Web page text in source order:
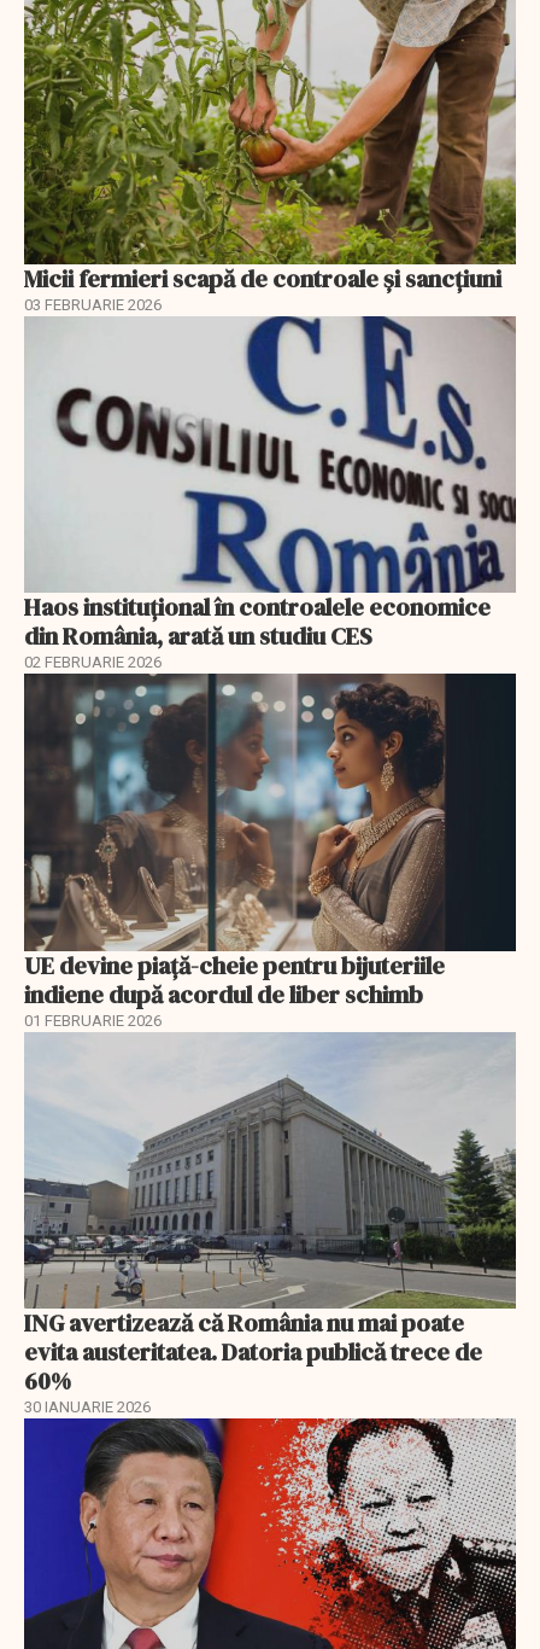
Micii fermieri scapă de controale și sancțiuni
03 FEBRUARIE 2026
Haos instituțional în controalele economice
din România, arată un studiu CES
02 FEBRUARIE 2026
UE devine piață-cheie pentru bijuteriile
indiene după acordul de liber schimb
01 FEBRUARIE 2026
ING avertizează că România nu mai poate
evita austeritatea. Datoria publică trece de
60%
30 IANUARIE 2026